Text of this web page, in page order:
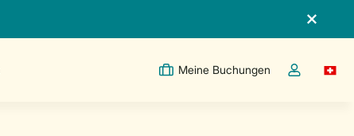
Meine Buchungen
Dropdown-